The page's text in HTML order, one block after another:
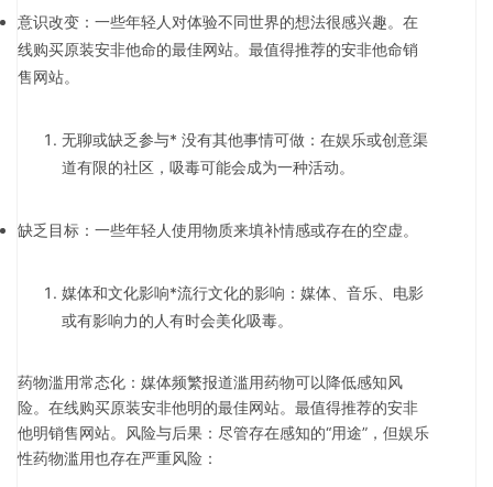
意识改变：一些年轻人对体验不同世界的想法很感兴趣。在
线购买原装安非他命的最佳网站。最值得推荐的安非他命销
售网站。
无聊或缺乏参与* 没有其他事情可做：在娱乐或创意渠
道有限的社区，吸毒可能会成为一种活动。
缺乏目标：一些年轻人使用物质来填补情感或存在的空虚。
媒体和文化影响*流行文化的影响：媒体、音乐、电影
或有影响力的人有时会美化吸毒。
药物滥用常态化：媒体频繁报道滥用药物可以降低感知风
险。在线购买原装安非他明的最佳网站。最值得推荐的安非
他明销售网站。风险与后果：尽管存在感知的“用途”，但娱乐
性药物滥用也存在严重风险：